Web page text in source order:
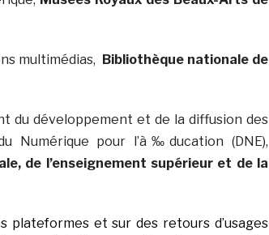
multimédias, Bibliothèque nationale de
du développement et de la diffusion des
Numérique pour l’à‰ducation (DNE),
de l’enseignement supérieur et de la
plateformes et sur des retours d’usages